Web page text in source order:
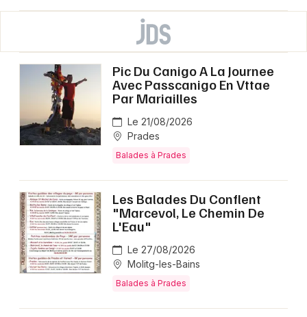
Pic Du Canigo A La Journee
Avec Passcanigo En Vttae
Par Mariailles
Le 21/08/2026
Prades
Balades à Prades
Les Balades Du Conflent
"Marcevol, Le Chemin De
L'Eau"
Le 27/08/2026
Molitg-les-Bains
Balades à Prades